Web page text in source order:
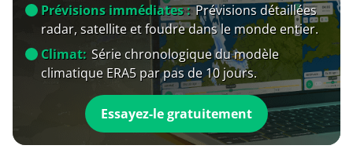
Prévisions immédiates : Prévisions détaillées
radar, satellite et foudre dans le monde entier.
Climat: Série chronologique du modèle
climatique ERA5 par pas de 10 jours.
Essayez-le gratuitement